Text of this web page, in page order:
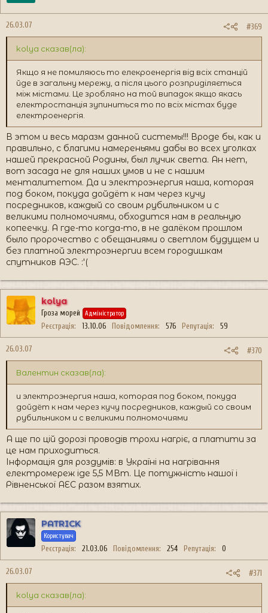
26.03.07 #369
kolya сказав(ла):
Якщо я не помиляюсь то елекроенергія від всіх станцій
йде в загальну мережу, а після цього розприділяється
між містами. Це зробляно на той випадок якщо якась
електростанція зупиниться то по всіх містах буде
електроенергія.
В этом и весь маразм данной системы!!! Вроде бы, как и
правильно, с благими намереньями дабы во всех уголках
нашей прекрасной Родины, был лучик света. Ан нет,
вот засада не для наших умов и не с нашим
менталитетом. Да и электроэнергия наша, которая
под боком, покуда дойдёт к нам через кучу
посредников, каждый со своим рубильником и с
великими полномочиями, обходится нам в реальную
копеечку. А где-то когда-то, в не далёком прошлом
было пророчество с обещаниями о светлом будущем и
без платной электроэнергии всем городишкам
спутников АЭС. :'(
kolya
Гроза морей Адміністратор
Реєстрація 13.10.06 Повідомлення 576 Репутація 59
26.03.07 #370
Валентин сказав(ла):
и электроэнергия наша, которая под боком, покуда
дойдёт к нам через кучу посредников, каждый со своим
рубильником и с великими полномочиями
А ще по цій дорозі проводів трохи нагріє, а платити за
це нам приходиться.
Інформація для роздумів: в Україні на нагрівання
електромереж іде 5,5 МВт. Це потужність нашої і
Рівненської АЕС разом взятих.
PATRICK
Користувач
Реєстрація 21.03.06 Повідомлення 254 Репутація 0
26.03.07 #371
kolya сказав(ла):